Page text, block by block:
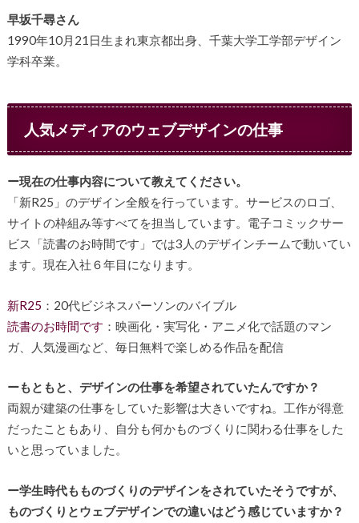
早坂千尋さん
1990年10月21日生まれ東京都出身、千葉大学工学部デザイン
学科卒業。
人気メディアのウェブデザインの仕事
ー現在の仕事内容について教えてください。
「新R25」のデザイン全般を行っています。サービスのロゴ、
サイトの枠組み等すべてを担当しています。電子コミックサー
ビス「読書のお時間です」では3人のデザインチームで動いてい
ます。現在入社６年目になります。
新R25 ：20代ビジネスパーソンのバイブル
読書のお時間です ：映画化・実写化・アニメ化で話題のマン
ガ、人気漫画など、毎日無料で楽しめる作品を配信
ーもともと、デザインの仕事を希望されていたんですか？
両親が建築の仕事をしていた影響は大きいですね。工作が得意
だったこともあり、自分も何かものづくりに関わる仕事をした
いと思っていました。
ー学生時代もものづくりのデザインをされていたそうですが、
ものづくりとウェブデザインでの違いはどう感じていますか？